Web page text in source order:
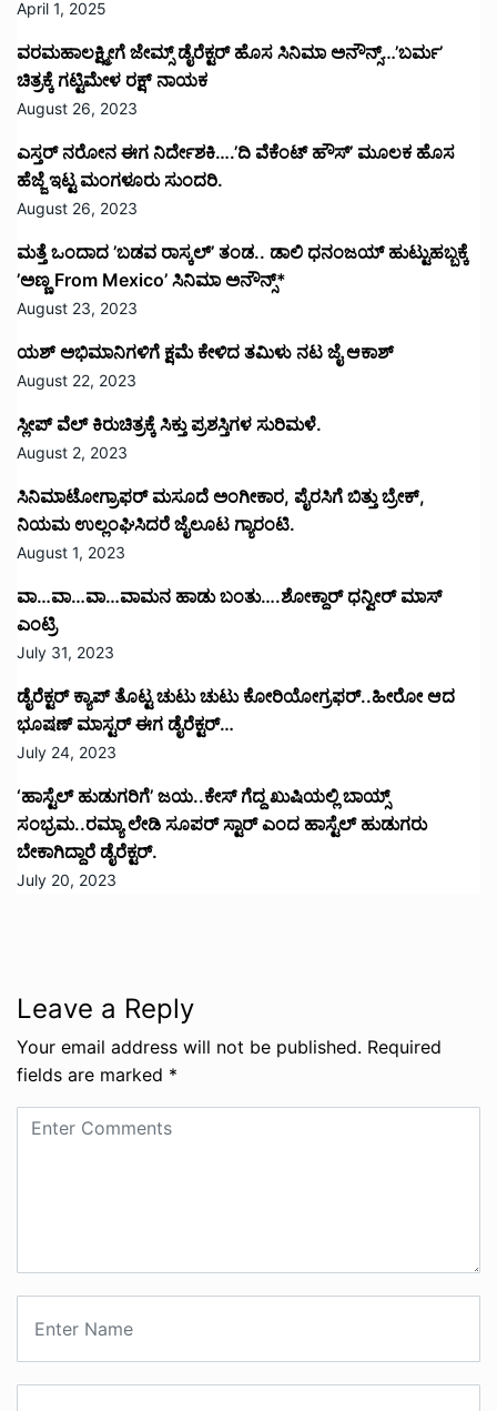
April 1, 2025
ವರಮಹಾಲಕ್ಷ್ಮೀಗೆ ಜೇಮ್ಸ್ ಡೈರೆಕ್ಟರ್ ಹೊಸ ಸಿನಿಮಾ ಅನೌನ್ಸ್…’ಬರ್ಮ’
ಚಿತ್ರಕ್ಕೆ ಗಟ್ಟಿಮೇಳ ರಕ್ಷ್ ನಾಯಕ
August 26, 2023
ಎಸ್ತರ್ ನರೋನ ಈಗ ನಿರ್ದೇಶಕಿ….’ದಿ ವೆಕೆಂಟ್ ಹೌಸ್‌’‌ ಮೂಲಕ ಹೊಸ
ಹೆಜ್ಜೆ ಇಟ್ಟ ಮಂಗಳೂರು ಸುಂದರಿ.
August 26, 2023
ಮತ್ತೆ ಒಂದಾದ ’ಬಡವ ರಾಸ್ಕಲ್’ ತಂಡ.. ಡಾಲಿ ಧನಂಜಯ್ ಹುಟ್ಟುಹಬ್ಬಕ್ಕೆ
’ಅಣ್ಣ From Mexico’ ಸಿನಿಮಾ ಅನೌನ್ಸ್*
August 23, 2023
ಯಶ್ ಅಭಿಮಾನಿಗಳಿಗೆ ಕ್ಷಮೆ ಕೇಳಿದ ತಮಿಳು ನಟ ಜೈ ಆಕಾಶ್
August 22, 2023
ಸ್ಲೀಪ್ ವೆಲ್ ಕಿರುಚಿತ್ರಕ್ಕೆ ಸಿಕ್ತು ಪ್ರಶಸ್ತಿಗಳ ಸುರಿಮಳೆ.
August 2, 2023
ಸಿನಿಮಾಟೋಗ್ರಾಫರ್ ಮಸೂದೆ ಅಂಗೀಕಾರ, ಪೈರಸಿಗೆ ಬಿತ್ತು ಬ್ರೇಕ್,
ನಿಯಮ ಉಲ್ಲಂಘಿಸಿದರೆ ಜೈಲೂಟ ಗ್ಯಾರಂಟಿ.
August 1, 2023
ವಾ…ವಾ…ವಾ…ವಾಮನ ಹಾಡು ಬಂತು….ಶೋಕ್ದಾರ್ ಧನ್ವೀರ್ ಮಾಸ್
ಎಂಟ್ರಿ
July 31, 2023
ಡೈರೆಕ್ಟರ್ ಕ್ಯಾಪ್ ತೊಟ್ಟ ಚುಟು ಚುಟು ಕೋರಿಯೋಗ್ರಫರ್..ಹೀರೋ ಆದ
ಭೂಷಣ್ ಮಾಸ್ಟರ್ ಈಗ ಡೈರೆಕ್ಟರ್…
July 24, 2023
‘ಹಾಸ್ಟೆಲ್ ಹುಡುಗರಿಗೆ’ ಜಯ..ಕೇಸ್ ಗೆದ್ದ ಖುಷಿಯಲ್ಲಿ ಬಾಯ್ಸ್
ಸಂಭ್ರಮ..ರಮ್ಯಾ ಲೇಡಿ ಸೂಪರ್ ಸ್ಟಾರ್ ಎಂದ ಹಾಸ್ಟೆಲ್ ಹುಡುಗರು
ಬೇಕಾಗಿದ್ದಾರೆ ಡೈರೆಕ್ಟರ್.
July 20, 2023
Leave a Reply
Your email address will not be published. Required
fields are marked *